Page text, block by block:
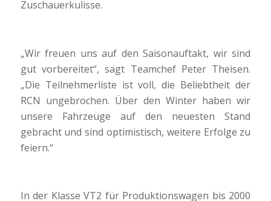
Zuschauerkulisse.
„Wir freuen uns auf den Saisonauftakt, wir sind
gut vorbereitet“, sagt Teamchef Peter Theisen.
„Die Teilnehmerliste ist voll, die Beliebtheit der
RCN ungebrochen. Über den Winter haben wir
unsere Fahrzeuge auf den neuesten Stand
gebracht und sind optimistisch, weitere Erfolge zu
feiern.“
In der Klasse VT2 für Produktionswagen bis 2000